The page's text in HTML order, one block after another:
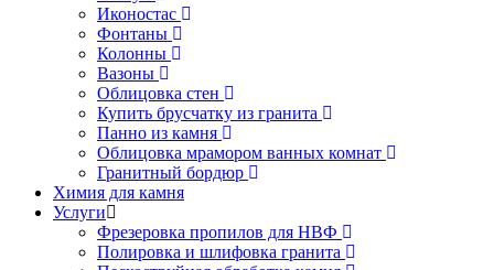
Иконостас
Фонтаны
Колонны
Вазоны
Облицовка стен
Купить брусчатку из гранита
Панно из камня
Облицовка мрамором ванных комнат
Гранитный бордюр
Химия для камня
Услуги
Фрезеровка пропилов для НВФ
Полировка и шлифовка гранита